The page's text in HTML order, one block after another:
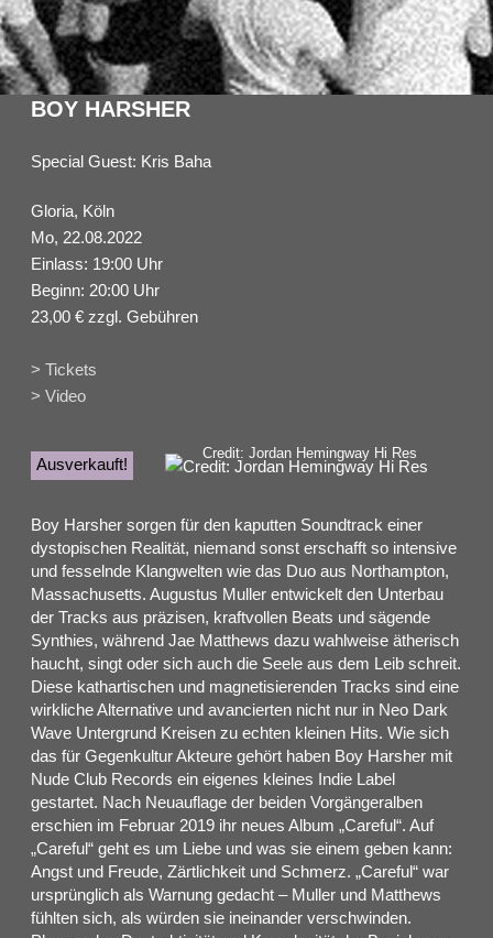
BOY HARSHER
Special Guest: Kris Baha
Gloria, Köln
Mo, 22.08.2022
Einlass: 19:00 Uhr
Beginn: 20:00 Uhr
23,00 € zzgl. Gebühren
> Tickets
> Video
Ausverkauft!
Credit: Jordan Hemingway Hi Res
Boy Harsher sorgen für den kaputten Soundtrack einer
dystopischen Realität, niemand sonst erschafft so intensive
und fesselnde Klangwelten wie das Duo aus Northampton,
Massachusetts. Augustus Muller entwickelt den Unterbau
der Tracks aus präzisen, kraftvollen Beats und sägende
Synthies, während Jae Matthews dazu wahlweise ätherisch
haucht, singt oder sich auch die Seele aus dem Leib schreit.
Diese kathartischen und magnetisierenden Tracks sind eine
wirkliche Alternative und avancierten nicht nur in Neo Dark
Wave Untergrund Kreisen zu echten kleinen Hits. Wie sich
das für Gegenkultur Akteure gehört haben Boy Harsher mit
Nude Club Records ein eigenes kleines Indie Label
gestartet. Nach Neuauflage der beiden Vorgängeralben
erschien im Februar 2019 ihr neues Album „Careful“. Auf
„Careful“ geht es um Liebe und was sie einem geben kann:
Angst und Freude, Zärtlichkeit und Schmerz. „Careful“ war
ursprünglich als Warnung gedacht – Muller und Matthews
fühlten sich, als würden sie ineinander verschwinden.